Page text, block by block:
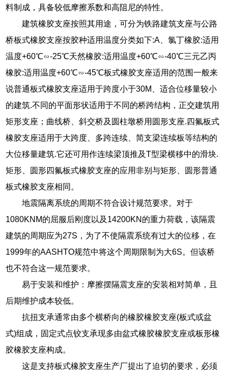
料制成，具备较低摩擦系数和高阻尼的特性。
建筑橡胶支座按照其用途，可分为铁路建筑支座与公路
桥板式橡胶支座按胶种适用温度分类如下:A、氯丁橡胶:适用
温度+60℃∽-25℃天然橡胶:适用温度+60℃∽-40℃三元乙丙
橡胶:适用温度+60℃∽-45℃板式橡胶支座适用的范围一般来
说普通板式橡胶支座适用于跨度小于30M、适合位移量较小
的建筑.不同的平面形状适用于不同的桥跨结构，正交建筑用
矩形支座；曲线桥、斜交桥及圆柱墩桥用圆形支座.四氟板式
橡胶支座适用于大跨度、多跨连续、简支梁连续板等结构的
大位移量建筑.它还可用作连续梁顶推及T型梁横移中的滑块.
矩形、圆形四氟板式橡胶支座的应用非别与矩形、圆形普通
板式橡胶支座相同。
地震隔离系统的周期不符合设计规范要求。对于
1080KNM的屈服后刚度以及14200KN的重力荷载，该隔震
建筑的周期应为27S，为了不使隔震系统有过大的位移，在
1999年的AASHTO规范中将这个周期限制为大6S。但该桥
也不符合这一规范要求。
易于安装和维护：摩擦摆隔震支座的安装相对简单，且
后期维护成本较低。
抗扭支承通常由多个横桥向的橡胶橡胶支座(板式或盆
式)组成，固定式点铰支承现多由盆式橡胶橡胶支座或板形橡
胶橡胶支座构成。
这是支持板式橡胶支座生产厂提出了迫切的要求，必须